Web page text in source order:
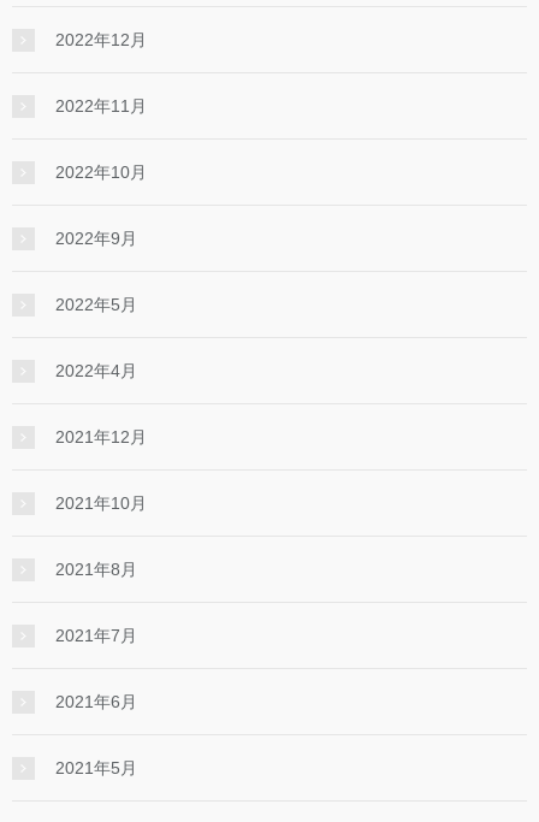
2022年12月
2022年11月
2022年10月
2022年9月
2022年5月
2022年4月
2021年12月
2021年10月
2021年8月
2021年7月
2021年6月
2021年5月